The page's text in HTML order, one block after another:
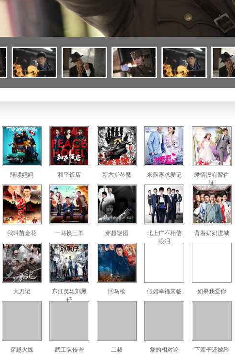
陪读妈妈 和平饭店 新六指琴魔 米露露求爱记
爱情没有暂住
证
我叫苗金花 一马换三羊 穿越谜团
北上广不相信
眼泪
背着奶奶进城
大刀记
东江英雄刘黑
仔
回马枪 假如幸福来临 如果我爱你
穿越火线 武工队传奇 二叔 爱的相对论
下辈子还嫁给